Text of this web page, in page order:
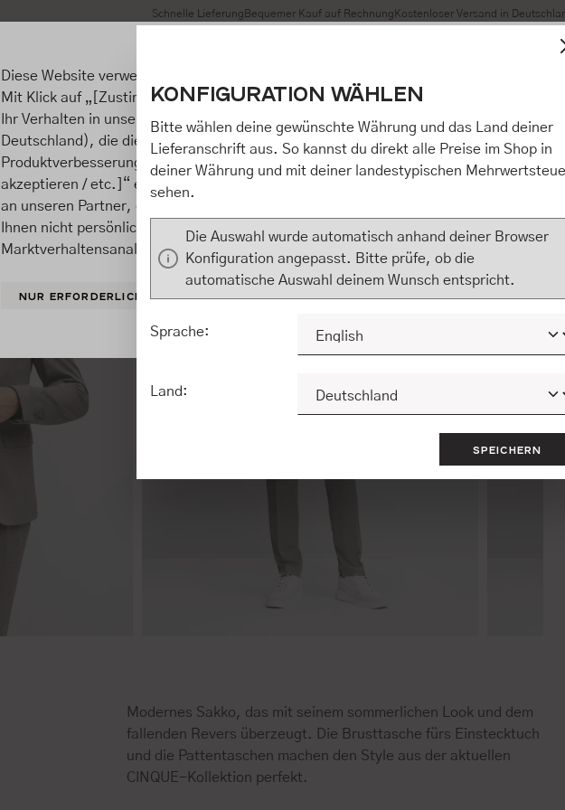
Schnelle Lieferung Bequemer Kauf auf Rechnung Kostenloser Versand in
Modernes Sakko, das mit seinem sommerlichen Look und dem
fallenden Revers überzeugt. Die Brusttasche fürs Einstecktuch
und die Pattentaschen machen den Style aus der aktuellen
CINQUE-Kollektion perfekt.
Diese Website verwendet Cookies, um eine bestmögliche Erfahrung bieten zu können.
Mit Klick auf „[Zustimmen / Alles akzeptieren / etc.]“ erteilen Sie Ihre Einwilligung
Ihr Verhalten in unserem Shop an unseren Partner, die shopware AG (Ebbinghoff 10,
Deutschland), die diese Daten Ihnen nicht persönlich zuordnen kann, sie aber zu
Produktverbesserungen, Marktverhaltensanalysen) verarbeiten darf. Mit Klick auf
akzeptieren / etc.]“ erteilen Sie Ihre Einwilligung auch in die Weitergabe über Ihr
an unseren Partner, die shopware AG (Ebbinghoff 10, 48624 Schöppingen,
Ihnen nicht persönlich zuordnen kann, sie aber zu eigenen Zwecken (z.B.
Marktverhaltensanalysen) verarbeiten darf.
NUR ERFORDERLICHE KONFIGURIEREN ALLE COOKIES
KONFIGURATION WÄHLEN
Bitte wählen deine gewünschte Währung und das Land deiner
Lieferanschrift aus. So kannst du direkt alle Preise im Shop in
deiner Währung und mit deiner landestypischen
sehen.
Die Auswahl wurde automatisch anhand deiner Browser
Konfiguration angepasst. Bitte prüfe, ob die
automatische Auswahl deinem Wunsch entspricht.
Sprache:
Land:
SPEICHERN